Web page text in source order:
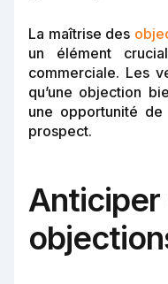
La maîtrise des
un élément
commerciale. Les
qu’une objection
une opportunité
prospect.